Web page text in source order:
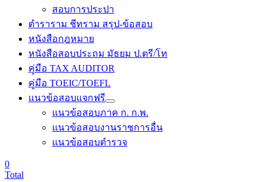
สอบการประปา
ตำราราม ชีทราม สรุป-ข้อสอบ
หนังสือกฎหมาย
หนังสือสอบประถม มัธยม ป.ตรี/โท
คู่มือ TAX AUDITOR
คู่มือ TOEIC/TOEFL
แนวข้อสอบแจกฟรี
แนวข้อสอบภาค ก. ก.พ.
แนวข้อสอบงานราชการอื่น
แนวข้อสอบตำรวจ
0
Total